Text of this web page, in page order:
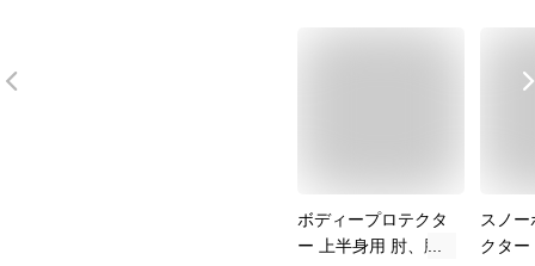
ボディープロテクタ
ー 上半身用 肘、胸
スノ
クター